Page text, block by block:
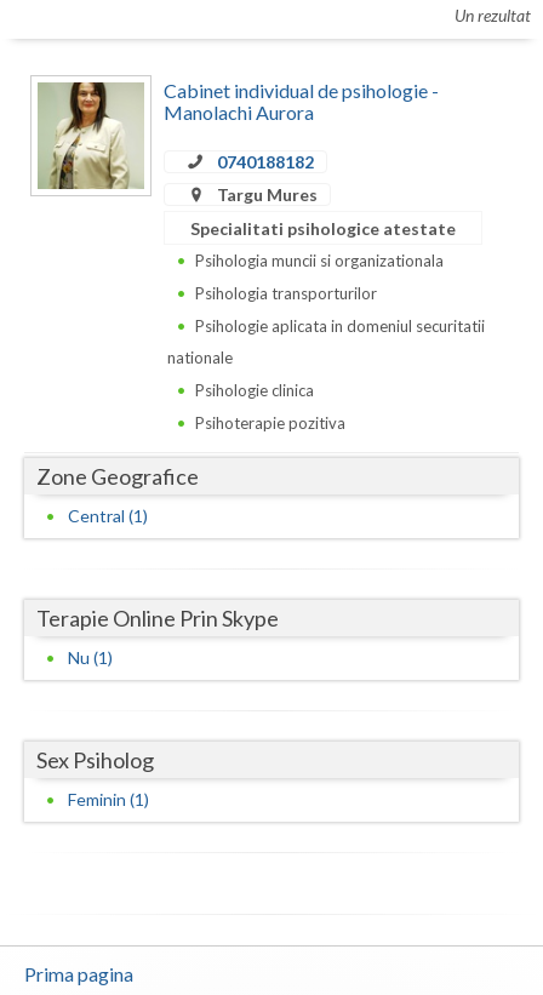
Cluj
Constanta
Covasna
Harghita
Hunedoara
Iasi
Ilfov
Mehedinti
Mures
Prahova
Un rezultat
Cabinet individual de psihologie -
Manolachi Aurora
0740188182
Targu Mures
Specialitati psihologice atestate
Psihologia muncii si organizationala
Psihologia transporturilor
Psihologie aplicata in domeniul securitatii
nationale
Psihologie clinica
Psihoterapie pozitiva
Zone Geografice
Central (1)
Terapie Online Prin Skype
Nu (1)
Sex Psiholog
Feminin (1)
Prima pagina